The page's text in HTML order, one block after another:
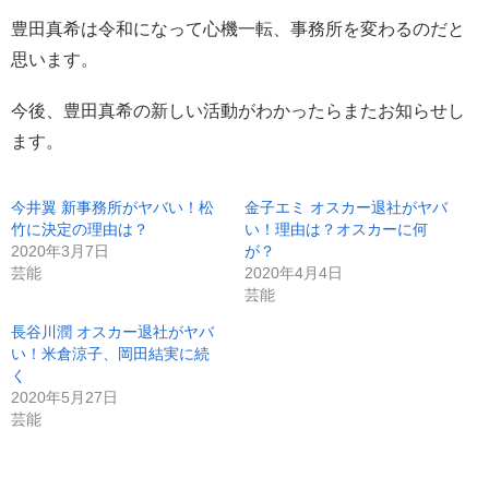
豊田真希は令和になって心機一転、事務所を変わるのだと
思います。
今後、豊田真希の新しい活動がわかったらまたお知らせし
ます。
今井翼 新事務所がヤバい！松
竹に決定の理由は？
2020年3月7日
芸能
金子エミ オスカー退社がヤバ
い！理由は？オスカーに何
が？
2020年4月4日
芸能
長谷川潤 オスカー退社がヤバ
い！米倉涼子、岡田結実に続
く
2020年5月27日
芸能